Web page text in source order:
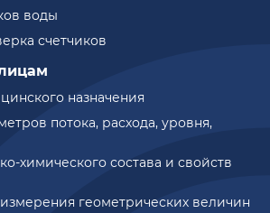
воды
счетчиков
назначения
потока, расхода, уровня,
химического состава и свойств
геометрических величин